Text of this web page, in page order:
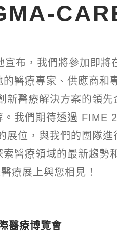
布，我們將參加即將
醫療專家、供應商和
醫療解決方案的領先
我們期待透過 FIME
位，與我們的團隊進
醫療領域的最新趨勢
療展上與您相見！
醫療博覽會